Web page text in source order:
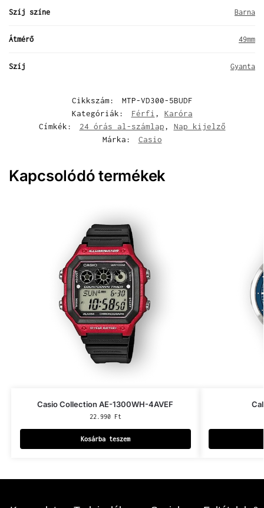
Szíj színe Barna
Átmérő 49mm
Szíj Gyanta
Cikkszám:
MTP-VD300-5BUDF
Kategóriák:
Férfi , Karóra
Címkék:
24 órás al-számlap, Nap kijelző
Márka:
Casio
Kapcsolódó termékek
Casio Collection AE-1300WH-4AVEF
22.990 Ft
Kosárba teszem